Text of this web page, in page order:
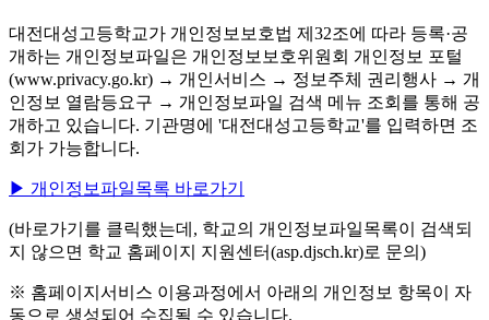
대전대성고등학교가 개인정보보호법 제32조에 따라 등록·공
개하는 개인정보파일은 개인정보보호위원회 개인정보 포털
(www.privacy.go.kr) → 개인서비스 → 정보주체 권리행사 → 개
인정보 열람등요구 → 개인정보파일 검색 메뉴 조회를 통해 공
개하고 있습니다. 기관명에 '대전대성고등학교'를 입력하면 조
회가 가능합니다.
▶ 개인정보파일목록 바로가기
(바로가기를 클릭했는데, 학교의 개인정보파일목록이 검색되
지 않으면 학교 홈페이지 지원센터(asp.djsch.kr)로 문의)
※ 홈페이지서비스 이용과정에서 아래의 개인정보 항목이 자
동으로 생성되어 수집될 수 있습니다.